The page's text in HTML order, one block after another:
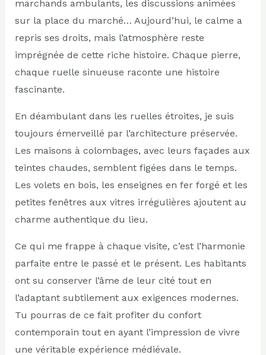
marchands ambulants, les discussions animées
sur la place du marché… Aujourd’hui, le calme a
repris ses droits, mais l’atmosphère reste
imprégnée de cette riche histoire. Chaque pierre,
chaque ruelle sinueuse raconte une histoire
fascinante.
En déambulant dans les ruelles étroites, je suis
toujours émerveillé par l’architecture préservée.
Les maisons à colombages, avec leurs façades aux
teintes chaudes, semblent figées dans le temps.
Les volets en bois, les enseignes en fer forgé et les
petites fenêtres aux vitres irrégulières ajoutent au
charme authentique du lieu.
Ce qui me frappe à chaque visite, c’est l’harmonie
parfaite entre le passé et le présent. Les habitants
ont su conserver l’âme de leur cité tout en
l’adaptant subtilement aux exigences modernes.
Tu pourras de ce fait profiter du confort
contemporain tout en ayant l’impression de vivre
une véritable expérience médiévale.